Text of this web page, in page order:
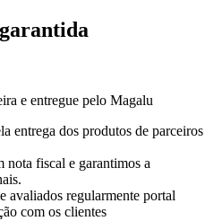
e entregue pelo Magalu
entrega dos produtos de parceiros
nota fiscal e garantimos a
avaliados regularmente portal
com os clientes